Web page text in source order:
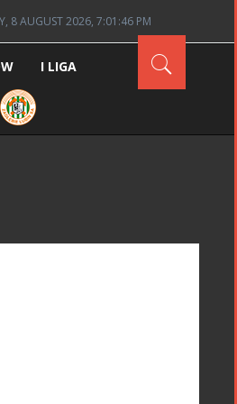
8 AUGUST 2026, 7:01:47 PM
I LIGA